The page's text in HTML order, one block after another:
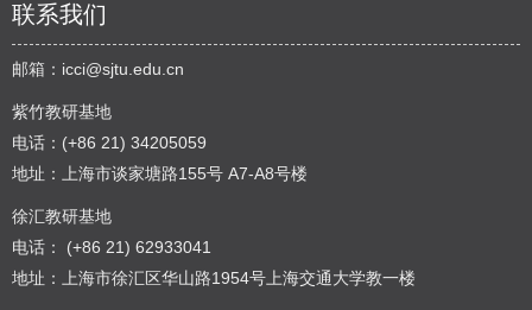
联系我们
邮箱： icci@sjtu.edu.cn
紫竹教研基地
电话：(+86 21) 34205059
地址：上海市谈家塘路155号 A7-A8号楼
徐汇教研基地
电话： (+86 21) 62933041
地址：上海市徐汇区华山路1954号上海交通大学教一楼